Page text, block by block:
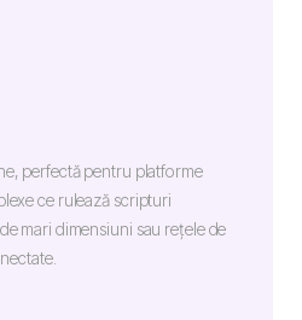
perfectă pentru platforme
ce rulează scripturi
mari dimensiuni sau rețele de